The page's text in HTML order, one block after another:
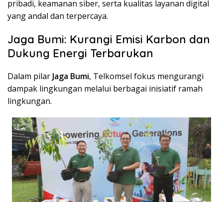
pribadi, keamanan siber, serta kualitas layanan digital
yang andal dan terpercaya.
Jaga Bumi: Kurangi Emisi Karbon dan
Dukung Energi Terbarukan
Dalam pilar Jaga Bumi, Telkomsel fokus mengurangi
dampak lingkungan melalui berbagai inisiatif ramah
lingkungan.